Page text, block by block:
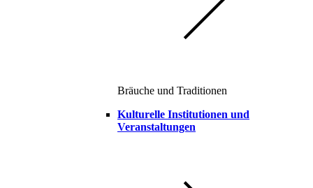
Bräuche und Traditionen
Kulturelle Institutionen und
Veranstaltungen